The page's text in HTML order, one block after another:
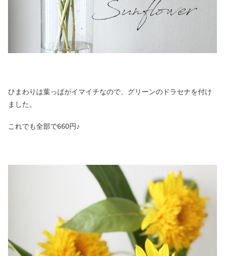
ひまわりは葉っぱがイマイチなので、グリーンのドラセナを付け
ました。
これでも全部で660円♪